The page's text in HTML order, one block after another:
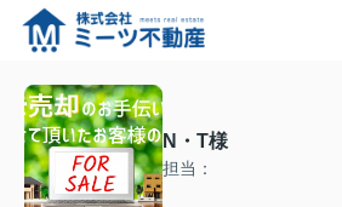
N・T様
担当：